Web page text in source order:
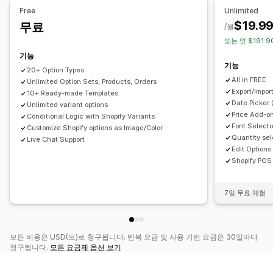
사용자 지정 가격 책정
이형 상품 추가 요금
설정 요금
품절 상품 숨기기
Free
무료
기능
20+ Option Types
Unlimited Option Sets, Products, Orders
10+ Ready-made Templates
Unlimited variant options
Conditional Logic with Shopify Variants
Customize Shopify options as Image/Color
Live Chat Support
Unlimited
/월
또는 연
기능
All in FREE
Export/
Date Picker
Price Add-
Font
Quantity
Edit
Shopify
7일 무료 체험
모든 비용은 USD(으)로 청구됩니다. 반복 요금 및 사용 기반 요금은 30일마다
청구됩니다. 모든 요금제 옵션 보기